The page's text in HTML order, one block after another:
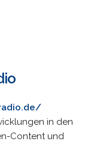
in den
Content und